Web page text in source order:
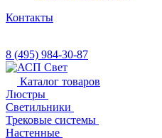
Контакты
8 (495) 984-30-87
Каталог товаров
Люстры
Светильники
Трековые системы
Настенные